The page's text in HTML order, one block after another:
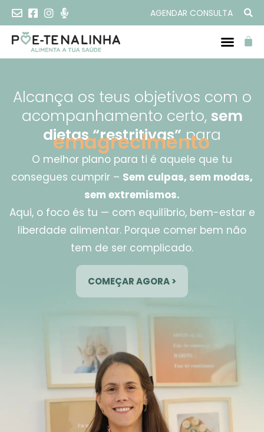
AGENDAR CONSULTA
Alcança os teus objetivos com o
acompanhamento certo, sem
dietas “restritivas”para
emagrecimento
O melhor plano para ti é aquele que tu
consegues cumprir – Sem culpas, sem modas,
sem extremismos.
Aqui, o foco és tu — com equilíbrio, bem-estar e
liberdade alimentar. Porque comer bem não
tem de ser complicado.
COMEÇAR AGORA >